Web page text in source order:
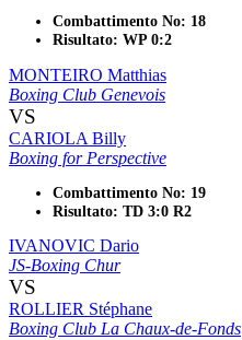
Combattimento No: 18
Risultato: WP 0:2
MONTEIRO Matthias
Boxing Club Genevois
VS
CARIOLA Billy
Boxing for Perspective
Combattimento No: 19
Risultato: TD 3:0 R2
IVANOVIC Dario
JS-Boxing Chur
VS
ROLLIER Stéphane
Boxing Club La Chaux-de-Fonds